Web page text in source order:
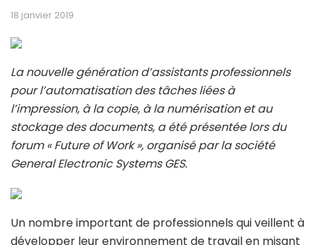
18 janvier 2019
La nouvelle génération d’assistants professionnels
pour l’automatisation des tâches liées à
l’impression, à la copie, à la numérisation et au
stockage des documents, a été présentée lors du
forum « Future of Work », organisé par la société
General Electronic Systems GES.
Un nombre important de professionnels qui veillent à
développer leur environnement de travail en misant